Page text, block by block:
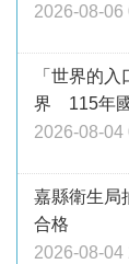
2026-08-06
「世界的
界 115年
2026-08-04
嘉縣衛生
合格
2026-08-04